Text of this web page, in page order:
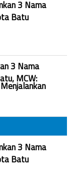
3 Nama
Batu
3 Nama
MCW:
3 Nama
Batu